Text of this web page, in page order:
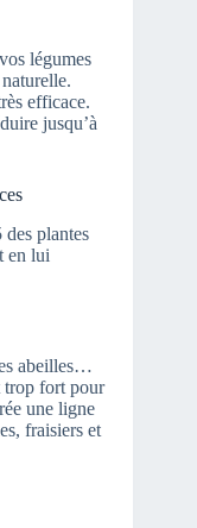
légumes
efficace.
jusqu’à
plantes
en lui
abeilles…
trop fort pour
une ligne
fraisiers et